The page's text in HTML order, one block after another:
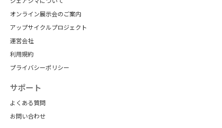
オンライン展示会のご案内
アップサイクルプロジェクト
運営会社
利用規約
プライバシーポリシー
サポート
よくある質問
お問い合わせ